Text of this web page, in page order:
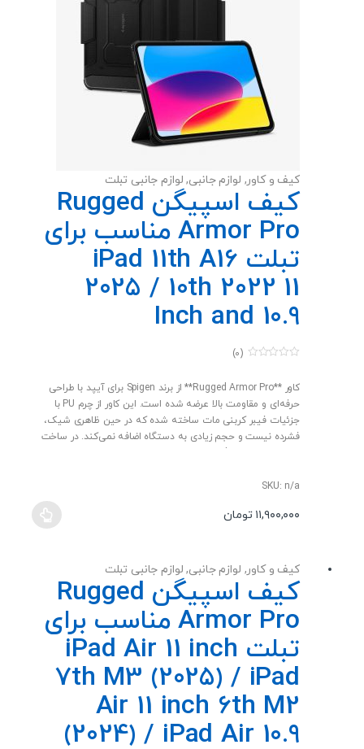
کیف و کاور, لوازم جانبی, لوازم جانبی تبلت
کیف اسپیگن Rugged
Armor Pro مناسب برای
تبلت iPad 11th A16
2025 / 10th 2022 11
Inch and 10.9
u
o
5
(0)
کاور **Rugged Armor Pro** از برند Spigen برای آیپد با طراحی
حرفه‌ای و مقاومت بالا عرضه شده است. این کاور از چرم PU با
جزئیات فیبر کربنی مات ساخته شده که در حین ظاهری شیک،
فشرده نیست و حجم زیادی به دستگاه اضافه نمی‌کند. در ساخت
کلیدها، پورت شارژ و اسپیکرها با دقت برش خورده‌اند تا دسترسی
آسان بدون نیاز به خارج کردن کاور امکان‌پذیر باشد. این محصول
به‌طور کامل از عملکرد اپل پنسل پشتیبانی می‌کند و به کمک یک
ویژگی‌های برجسته این کاور هستند.
SKU: n/a
۱۱,۹۰۰,۰۰۰ تومان
این
انواع
مختلفی
می
گزینه
ها
است
در
کیف و کاور, لوازم جانبی, لوازم جانبی تبلت
کیف اسپیگن Rugged
Armor Pro مناسب برای
تبلت iPad Air 11 inch
7th M3 (2025) / iPad
Air 11 inch 6th M2
(2024) / iPad Air 10.9